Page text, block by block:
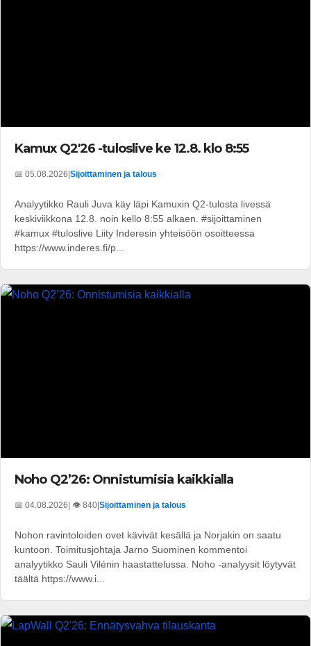
Kamux Q2'26 -tuloslive ke 12.8. klo 8:55
📅 05.08.2026|Sijoittaminen ja talous
Analyytikko Rauli Juva käy läpi Kamuxin Q2-tulosta livessä
keskiviikkona 12.8. noin kello 8:55 alkaen. #sijoittaminen
#kamux #tuloslive Liity Inderesin yhteisöön osoitteessa
https://www.inderes.fi/p...
Noho Q2’26: Onnistumisia kaikkialla
📅 04.08.2026 | 👁️ 840 Sijoittaminen ja talous
Nohon ravintoloiden ovet kävivät kesällä ja Norjakin on saatu
kuntoon. Toimitusjohtaja Jarno Suominen kommentoi
analyytikko Sauli Vilénin haastattelussa. Noho -analyysit löytyvät
täältä https://www.i...